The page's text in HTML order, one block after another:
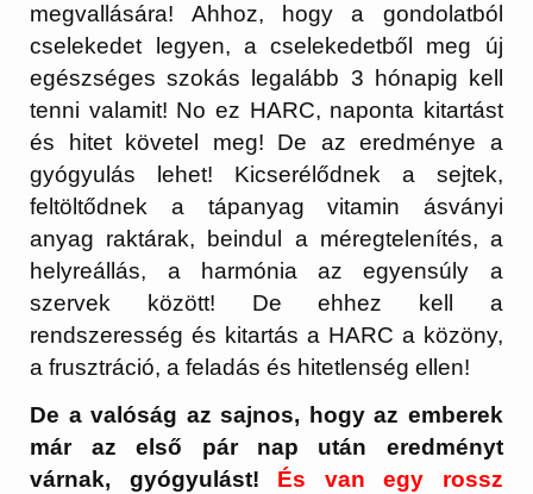
megvallására! Ahhoz, hogy a gondolatból
cselekedet legyen, a cselekedetből meg új
egészséges szokás legalább 3 hónapig kell
tenni valamit! No ez HARC, naponta kitartást
és hitet követel meg! De az eredménye a
gyógyulás lehet! Kicserélődnek a sejtek,
feltöltődnek a tápanyag vitamin ásványi
anyag raktárak, beindul a méregtelenítés, a
helyreállás, a harmónia az egyensúly a
szervek között! De ehhez kell a
rendszeresség és kitartás a HARC a közöny,
a frusztráció, a feladás és hitetlenség ellen!
De a valóság az sajnos, hogy az emberek
már az első pár nap után eredményt
várnak, gyógyulást!
És van egy rossz